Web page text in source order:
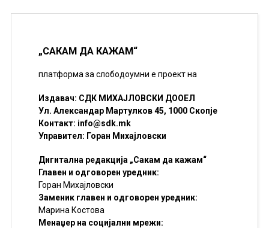
„САКАМ ДА КАЖАМ“
платформа за слободоумни е проект на
Издавач: СДК МИХАЈЛОВСКИ ДООЕЛ
Ул. Александар Мартулков 45, 1000 Скопје
Контакт: info@sdk.mk
Управител: Горан Михајловски
Дигитална редакција „Сакам да кажам“
Главен и одговорен уредник:
Горан Михајловски
Заменик главен и одговорен уредник:
Марина Костова
Менаџер на социјални мрежи: